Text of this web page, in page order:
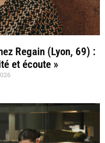
Regain (Lyon, 69) :
et écoute »